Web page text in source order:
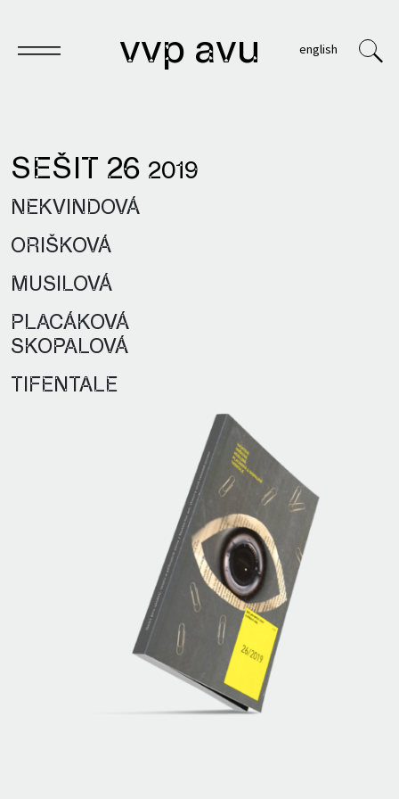
vvp avu english
Sešit
Knihy
Archivy
VVP
SEŠIT 26 2019
NEKVINDOVÁ
ORIŠKOVÁ
MUSILOVÁ
PLACÁKOVÁ
SKOPALOVÁ
TIFENTALE